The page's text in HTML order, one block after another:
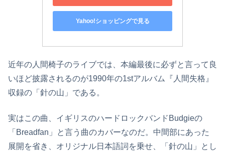
Yahoo!ショッピングで見る
近年の人間椅子のライブでは、本編最後に必ずと言って良
いほど披露されるのが1990年の1stアルバム『人間失格』
収録の「針の山」である。
実はこの曲、イギリスのハードロックバンドBudgieの
「Breadfan」と言う曲のカバーなのだ。中間部にあった
展開を省き、オリジナル日本語詞を乗せ、「針の山」とし